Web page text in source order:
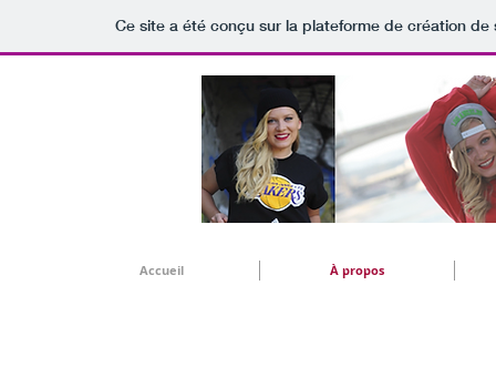
Ce site a été conçu sur la plateforme de création
Accueil À propos